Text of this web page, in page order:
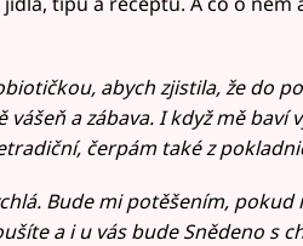
abych zjistila, že do
a zábava. I když mě baví
čerpám také z
Bude mi potěšením, pokud
a i u vás bude Snědeno s